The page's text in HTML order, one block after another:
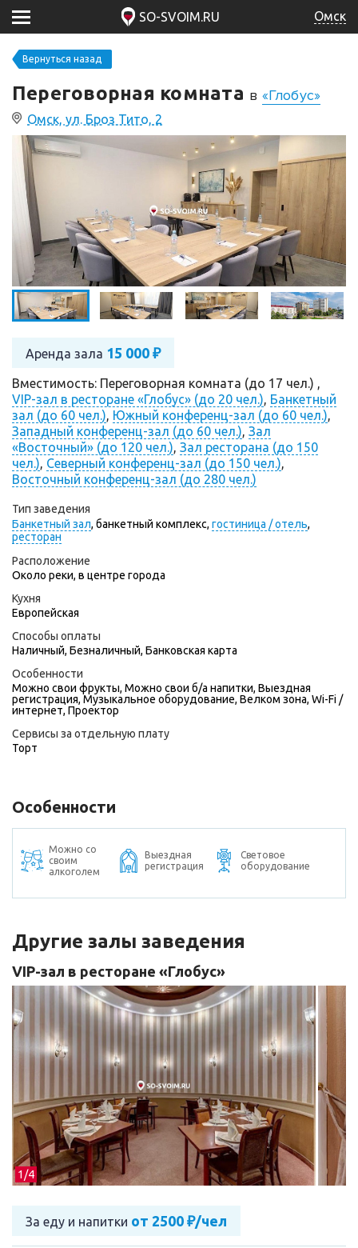
SO-SVOIM.RU Омск
Вернуться назад
Переговорная комната в «Глобус»
Омск, ул. Броз Тито, 2
Аренда зала 15 000 ₽
Вместимость: Переговорная комната (до 17 чел.) ,
VIP-зал в ресторане «Глобус» (до 20 чел.), Банкетный
зал (до 60 чел.), Южный конференц-зал (до 60 чел.),
Западный конференц-зал (до 60 чел.), Зал
«Восточный» (до 120 чел.), Зал ресторана (до 150
чел.), Северный конференц-зал (до 150 чел.),
Восточный конференц-зал (до 280 чел.)
Тип заведения
Банкетный зал, банкетный комплекс, гостиница / отель,
ресторан
Расположение
Около реки, в центре города
Кухня
Европейская
Способы оплаты
Наличный, Безналичный, Банковская карта
Особенности
Можно свои фрукты, Можно свои б/а напитки, Выездная
регистрация, Музыкальное оборудование, Велком зона, Wi-Fi /
интернет, Проектор
Сервисы за отдельную плату
Торт
Особенности
Можно со
своим
алкоголем
Выездная
регистрация
Световое
оборудование
Другие залы заведения
1/4
VIP-зал в ресторане «Глобус»
За еду и напитки от 2500 ₽/чел